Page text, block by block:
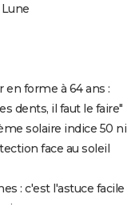
en forme à 64 ans :
dents, il faut le faire"
solaire indice 50 ni
face au soleil
: c'est l'astuce facile